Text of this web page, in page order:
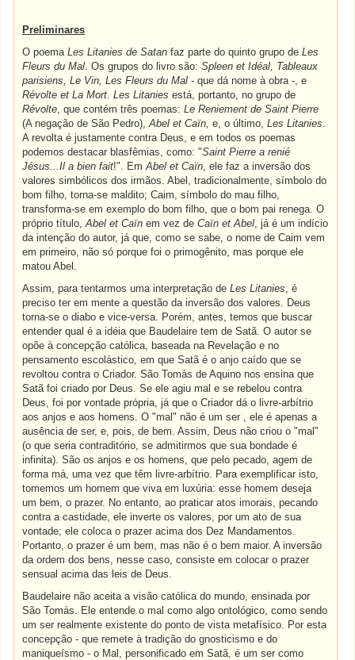
Preliminares
O poemaLes Litanies de Satan faz parte do quinto grupo deLes
Fleurs du Mal. Os grupos do livro são:Spleen et Idéal, Tableaux
parisiens, Le Vin, Les Fleurs du Mal - que dá nome à obra -, e
Révolte et La Mort.Les Litanies está, portanto, no grupo de
Révolte, que contém três poemas:Le Reniement de Saint Pierre
(A negação de São Pedro),Abel et Caïn, e, o último,Les Litanies.
A revolta é justamente contra Deus, e em todos os poemas
podemos destacar blasfêmias, como: "Saint Pierre a renié
Jésus...Il a bien fait!". EmAbel et Caïn, ele faz a inversão dos
valores simbólicos dos irmãos. Abel, tradicionalmente, símbolo do
bom filho, torna-se maldito; Caim, símbolo do mau filho,
transforma-se em exemplo do bom filho, que o bom pai renega. O
próprio título,Abel et Caïn em vez deCaïn et Abel, já é um indício
da intenção do autor, já que, como se sabe, o nome de Caim vem
em primeiro, não só porque foi o primogênito, mas porque ele
matou Abel.
Assim, para tentarmos uma interpretação deLes Litanies, é
preciso ter em mente a questão da inversão dos valores. Deus
torna-se o diabo e vice-versa. Porém, antes, temos que buscar
entender qual é a idéia que Baudelaire tem de Satã. O autor se
opõe à concepção católica, baseada na Revelação e no
pensamento escolástico, em que Satã é o anjo caído que se
revoltou contra o Criador. São Tomás de Aquino nos ensina que
Satã foi criado por Deus. Se ele agiu mal e se rebelou contra
Deus, foi por vontade própria, já que o Criador dá o livre-arbítrio
aos anjos e aos homens. O "mal" não é um ser , ele é apenas a
ausência de ser, e, pois, de bem. Assim, Deus não criou o "mal"
(o que seria contraditório, se admitirmos que sua bondade é
infinita). São os anjos e os homens, que pelo pecado, agem de
forma má, uma vez que têm livre-arbítrio. Para exemplificar isto,
tomemos um homem que viva em luxúria: esse homem deseja
um bem, o prazer. No entanto, ao praticar atos imorais, pecando
contra a castidade, ele inverte os valores, por um ato de sua
vontade; ele coloca o prazer acima dos Dez Mandamentos.
Portanto, o prazer é um bem, mas não é o bem maior. A inversão
da ordem dos bens, nesse caso, consiste em colocar o prazer
sensual acima das leis de Deus.
Baudelaire não aceita a visão católica do mundo, ensinada por
São Tomás. Ele entende o mal como algo ontológico, como sendo
um ser realmente existente do ponto de vista metafísico. Por esta
concepção - que remete à tradição do gnosticismo e do
maniqueísmo - o Mal, personificado em Satã, é um ser como